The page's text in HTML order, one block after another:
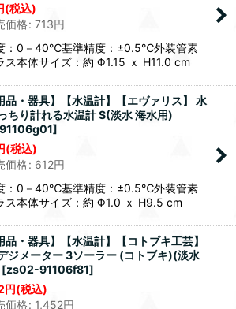
(税込)
価格: 713円
：0－40℃基準精度：±0.5℃外装管素
ス本体サイズ：約 Φ1.15 ｘ H11.0 cm
品・器具】【水温計】【エヴァリス】 水
ちり計れる水温計 S(淡水 海水用)
]
(税込)
価格: 612円
：0－40℃基準精度：±0.5℃外装管素
ス本体サイズ：約 Φ1.0 ｘ H9.5 cm
品・器具】【水温計】【コトブキ工芸】
ジメーター 3ソーラー (コトブキ)(淡水
[zs02-91106f81]
円(税込)
価格: 1,452円